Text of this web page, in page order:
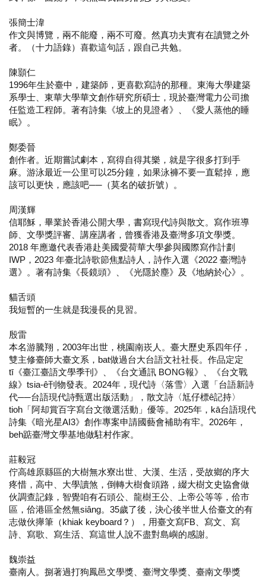
張簡士湋
作文與博覽，兩不能廢，兩不可廢。然真功夫實有在讀覽之外
者。（十力語錄）喜歡這句話，跟自己共勉。
陳顥仁
1996年生於臺中，建築師，更喜歡寫詩的那種。東海大學建築
系學士、東華大學華文創作研究所碩士，現於臺灣電力公司擔
任監造工程師。著有詩集《坡上的見證者》、《愛人蒸他的睡
眠》。
鄭委晉
創作者。近期嘗試劇本，寫得自得其樂，就是字很多打到手
麻。游泳最近一公里可以25分鐘，如果泳褲不要一直鬆掉，應
該可以更快，應該吧──（莫名的破折號）。
周漢輝
信耶穌，畢業於香港公開大學，書寫現代詩與散文。寫作班導
師、文學獎評審、講座講者，曾獲香港及臺灣多項文學獎。
2018 年應邀代表香港赴美國愛荷華大學參與國際寫作計劃
IWP，2023 年臺北詩歌節焦點詩人，詩作入選《2022 臺灣詩
選》。著有詩集《長鏡頭》、《光隱於塵》及《地納於心》。
貓舌頭
我短暫的一生就是我漫長的見習。
殷雷
本名游騰翔，2003年出世，桃園南崁人。臺大歷史系四年仔，
雙主修臺師大臺文系，bat做過台大台語文社社長。作品定定
tī《臺江臺語文學季刊》、《台文通訊 BONG報》、《台文戰
線》tsia-ê刊物發表。2024年，現代詩〈落雪〉入選「台語新詩
代──台語現代詩甄選出版活動」，散文詩〈尪仔標ê記持〉
tioh「阿却賞百字寫台文徵選活動」優等。2025年，kā台語現代
詩集《暗光星AI3》創作專案申請國藝會補助有牢。2026年，
beh踮臺灣文學基地做駐村作家。
莊毅冠
佇高雄原縣區的大樹無水寮出世、大漢、生活，受故鄉的序大
疼惜，高中、大學讀煞，倒轉大樹食頭路，綴大樹文史協會做
伙調查記錄，智覺咱有石頭公、龍樹王公、上帝公等等，佮市
區，佮港區全然無siâng。35歲了後，決心後半世人佮臺文的有
志做伙攑筆（khiak keyboard？），用臺文寫FB、寫文、寫
詩、寫歌、寫生活、寫這世人說不盡對島嶼的感謝。
魏崇益
臺南人。捌著過打狗鳳邑文學獎、臺灣文學獎、臺南文學獎